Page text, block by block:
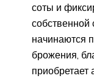
соты и
начинаются
брожения,
приобретает